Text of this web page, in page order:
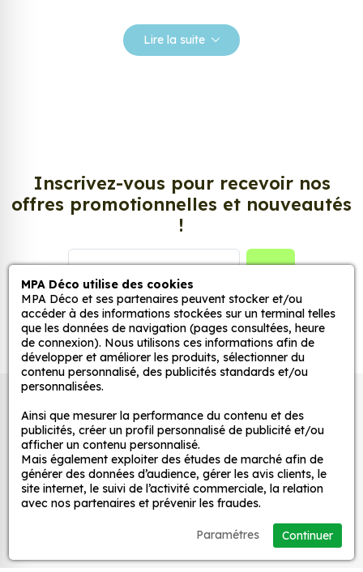
répondre à vos attentes, laissez vous inspirer parmi
notre large gamme de stickers.
d’adhésifs ou de vinyle, sont tendances et très
populaires pour décorer votre intérieur ou votre
Personnalisez la surface de votre choix avec nos
stickers muraux et stickers véhicule. Une solution
simple et rapide qui transforme toutes surfaces
lisses, propres et non poreuses.
Grâce à notre sélection de stickers et autocollants,
adaptez la décoration d’une pièce, d’une voiture,
et ce, à moindre coût et sans effort.
Quels sont les avantages de nos stickers
décoration ?
Une grande variété de motifs et de couleurs :
dans une large gamme de motifs et de
Lire la suite
Inscrivez-vous pour recevoir nos
offres promotionnelles et nouveautés
!
décoratifs
MPA Déco
MPA Déco utilise des cookies
MPA Déco et ses partenaires peuvent stocker et/ou
accéder à des informations stockées sur un terminal telles
que les données de navigation (pages consultées, heure
de connexion). Nous utilisons ces informations afin de
développer et améliorer les produits, sélectionner du
contenu personnalisé, des publicités standards et/ou
personnalisées.
Ainsi que mesurer la performance du contenu et des
publicités, créer un profil personnalisé de publicité et/ou
afficher un contenu personnalisé.
Mais également exploiter des études de marché afin de
générer des données d’audience, gérer les avis clients, le
site internet, le suivi de l’activité commerciale, la relation
avec nos partenaires et prévenir les fraudes.
Continuer
Paramétres